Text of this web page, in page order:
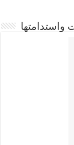
واستدامتها